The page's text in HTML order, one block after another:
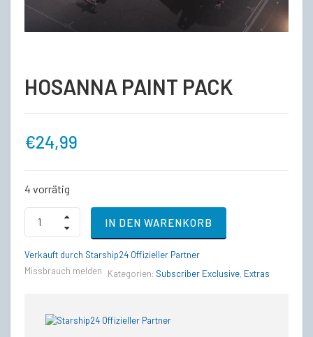
HOSANNA PAINT PACK
€24,99
4 vorrätig
HOSANNA
PAINT
PACK
quantity
IN DEN WARENKORB
Verkauft durch Starship24 Offizieller Partner
Missbrauch melden
Kategorien: Subscriber Exclusive, Extras